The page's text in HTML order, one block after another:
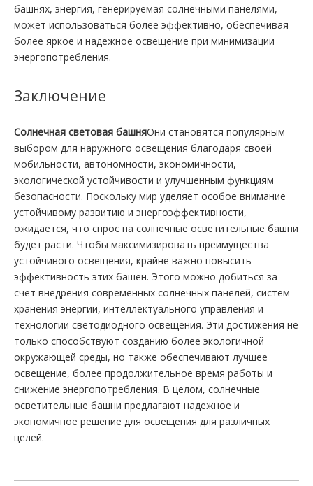
башнях, энергия, генерируемая солнечными панелями,
может использоваться более эффективно, обеспечивая
более яркое и надежное освещение при минимизации
энергопотребления.
Заключение
Солнечная световая башняОни становятся популярным
выбором для наружного освещения благодаря своей
мобильности, автономности, экономичности,
экологической устойчивости и улучшенным функциям
безопасности. Поскольку мир уделяет особое внимание
устойчивому развитию и энергоэффективности,
ожидается, что спрос на солнечные осветительные башни
будет расти. Чтобы максимизировать преимущества
устойчивого освещения, крайне важно повысить
эффективность этих башен. Этого можно добиться за
счет внедрения современных солнечных панелей, систем
хранения энергии, интеллектуального управления и
технологии светодиодного освещения. Эти достижения не
только способствуют созданию более экологичной
окружающей среды, но также обеспечивают лучшее
освещение, более продолжительное время работы и
снижение энергопотребления. В целом, солнечные
осветительные башни предлагают надежное и
экономичное решение для освещения для различных
целей.